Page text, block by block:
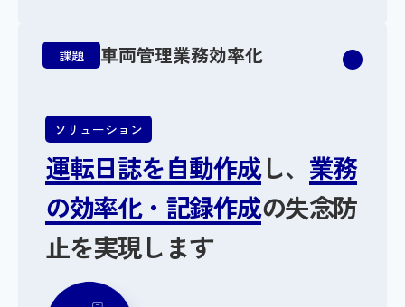
課題 車両管理業務効率化
ソリューション
運転日誌を自動作成し、 業務
の効率化・記録作成の失念防
止を実現します